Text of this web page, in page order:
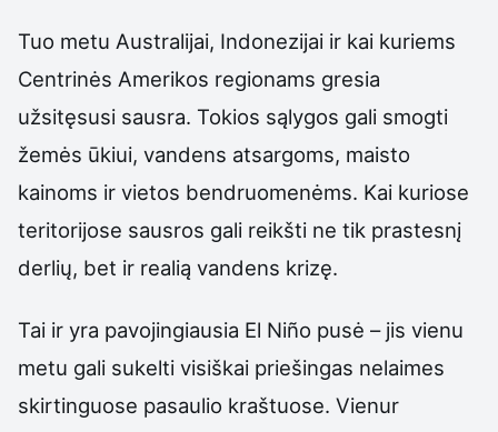
Tuo metu Australijai, Indonezijai ir kai kuriems
Centrinės Amerikos regionams gresia
užsitęsusi sausra. Tokios sąlygos gali smogti
žemės ūkiui, vandens atsargoms, maisto
kainoms ir vietos bendruomenėms. Kai kuriose
teritorijose sausros gali reikšti ne tik prastesnį
derlių, bet ir realią vandens krizę.
Tai ir yra pavojingiausia El Niño pusė – jis vienu
metu gali sukelti visiškai priešingas nelaimes
skirtinguose pasaulio kraštuose. Vienur